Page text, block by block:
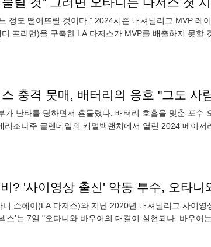
정도 떨어뜨릴 것이다.” 2024시즌 내셔널리그 MVP 레
프리먼)을 구축한 LA 다저스가 MVP를 배출하지 못할
충격 뭇매, 배터리의 옹호 "그도 사
난타를 당하면서 흔들렸다. 배터리 호흡을 맞춘 포수
조나주 글렌데일의 캐멀백랜치에서 열린 2024 메이저
쇼헤이(LA 다저스)와 지난 2020년 내셔널리그 사이영
'는 7일 "오타니와 바우어의 대결이 실현되나. 바우어